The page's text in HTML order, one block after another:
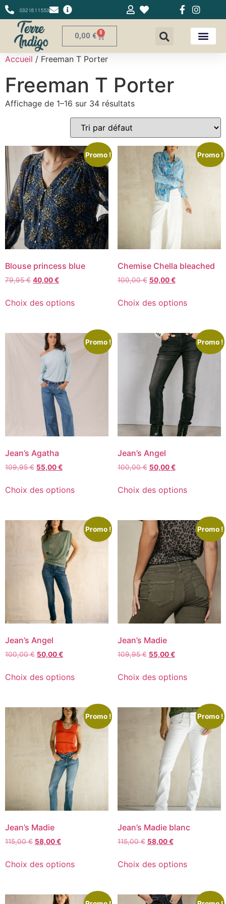
0321811553
0,00 € 0
Accueil / Freeman T Porter
Freeman T Porter
Affichage de 1–16 sur 34 résultats
Promo !
Blouse princess blue
79,95€ 40,00€
Choix des options
Promo !
Chemise Chella bleached
100,00€ 50,00€
Choix des options
Promo !
Jean’s Agatha
109,95€ 55,00€
Choix des options
Promo !
Jean’s Angel
100,00€ 50,00€
Choix des options
Promo !
Jean’s Angel
100,00€ 50,00€
Choix des options
Promo !
Jean’s Madie
109,95€ 55,00€
Choix des options
Promo !
Jean’s Madie
115,00€ 58,00€
Choix des options
Promo !
Jean’s Madie blanc
115,00€ 58,00€
Choix des options